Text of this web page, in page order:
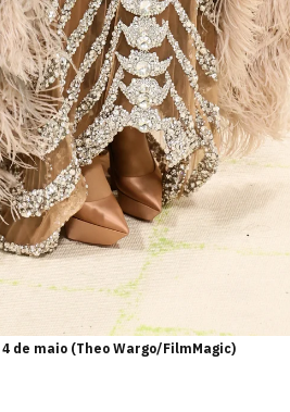
de maio (Theo Wargo/FilmMagic)